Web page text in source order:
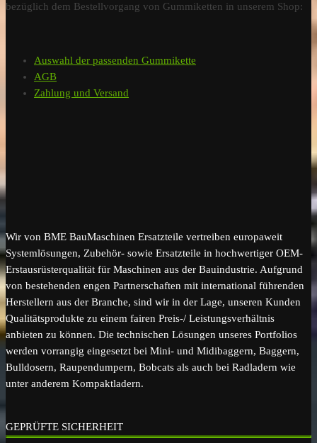
bezüglich dem Bestellvorgang von Gummiketten in unserem Shop:
Auswahl der passenden Gummikette
AGB
Zahlung und Versand
Wir von BME BauMaschinen Ersatzteile vertreiben europaweit
Systemlösungen, Zubehör- sowie Ersatzteile in hochwertiger OEM-
Erstausrüsterqualität für Maschinen aus der Bauindustrie. Aufgrund
von bestehenden engen Partnerschaften mit international führenden
Herstellern aus der Branche, sind wir in der Lage, unseren Kunden
Qualitätsprodukte zu einem fairen Preis-/ Leistungsverhältnis
anbieten zu können. Die technischen Lösungen unseres Portfolios
werden vorrangig eingesetzt bei Mini- und Midibaggern, Baggern,
Bulldosern, Raupendumpern, Bobcats als auch bei Radladern wie
unter anderem Kompaktladern.
GEPRÜFTE SICHERHEIT